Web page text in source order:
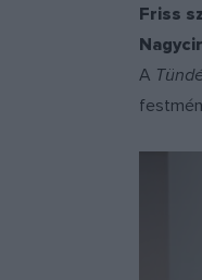
Friss
A